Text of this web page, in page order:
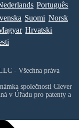
Português
Suomi Norsk
Hrvatski
- Všechna práva
společnosti Clever
v Úřadu pro patenty a